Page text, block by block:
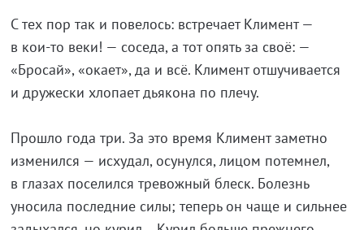
С тех пор так и повелось: встречает Климент —
в кои-то веки! — соседа, а тот опять за своё: —
«Бросай», «окает», да и всё. Климент отшучивается
и дружески хлопает дьякона по плечу.
Прошло года три. За это время Климент заметно
изменился — исхудал, осунулся, лицом потемнел,
в глазах поселился тревожный блеск. Болезнь
уносила последние силы; теперь он чаще и сильнее